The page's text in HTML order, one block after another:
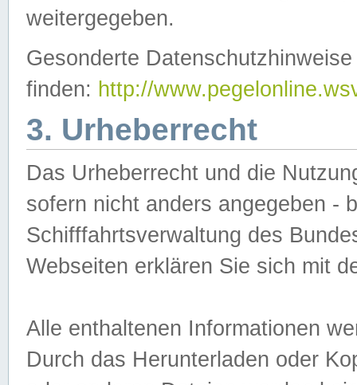
weitergegeben.
Gesonderte
finden: http://
3. Urheberrecht
Das Urheberrecht und die
sofern nicht anders angegeben -
Schifffahrtsverwaltung des
Webseiten erklären Sie sich mit
Alle enthaltenen Informationen
Durch das Herunterladen oder